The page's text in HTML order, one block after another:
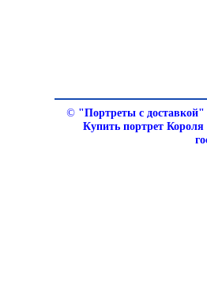
© "Портреты с доставкой"
Купить портрет